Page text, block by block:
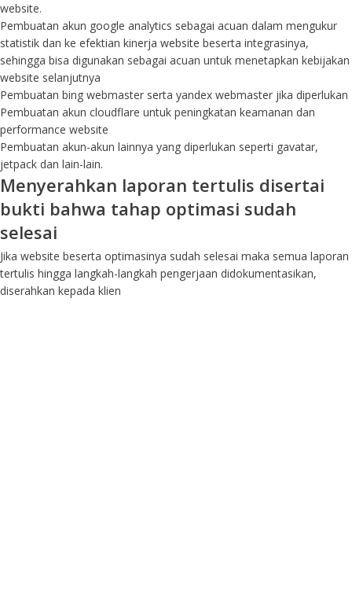
website.
Pembuatan akun google analytics sebagai acuan dalam mengukur
statistik dan ke efektian kinerja website beserta integrasinya,
sehingga bisa digunakan sebagai acuan untuk menetapkan kebijakan
website selanjutnya
Pembuatan bing webmaster serta yandex webmaster jika diperlukan
Pembuatan akun cloudflare untuk peningkatan keamanan dan
performance website
Pembuatan akun-akun lainnya yang diperlukan seperti gavatar,
jetpack dan lain-lain.
Menyerahkan laporan tertulis disertai
bukti bahwa tahap optimasi sudah
selesai
Jika website beserta optimasinya sudah selesai maka semua laporan
tertulis hingga langkah-langkah pengerjaan didokumentasikan,
diserahkan kepada klien